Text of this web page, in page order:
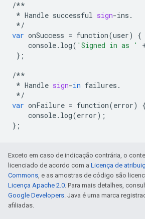
/**
* Handle successful sign-ins .
*/
var onSuccess = function(user)
{
console. log( 'Signed in as '
};
/**
* Handle sign-in failures .
*/
var onFailure = function(error)
{
console. log(error);
};
Exceto em caso de indicação contrária, o
licenciado de acordo com a Licença de
Commons, e as amostras de código são
Licença Apache 2.0. Para mais detalhes,
Google Developers. Java é uma marca
afiliadas.